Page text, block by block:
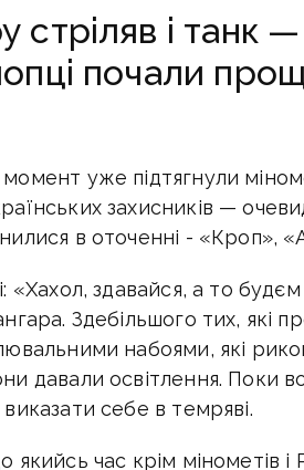
стріляв і танк —
почали
уже підтягнули
захисників —
в оточенні - «Кроп»,
«Хахол, здавайся, а то
Здебільшого тих, які
набоями, які
давали освітлення. Поки
себе в темряві.
якийсь час крім мінометів і